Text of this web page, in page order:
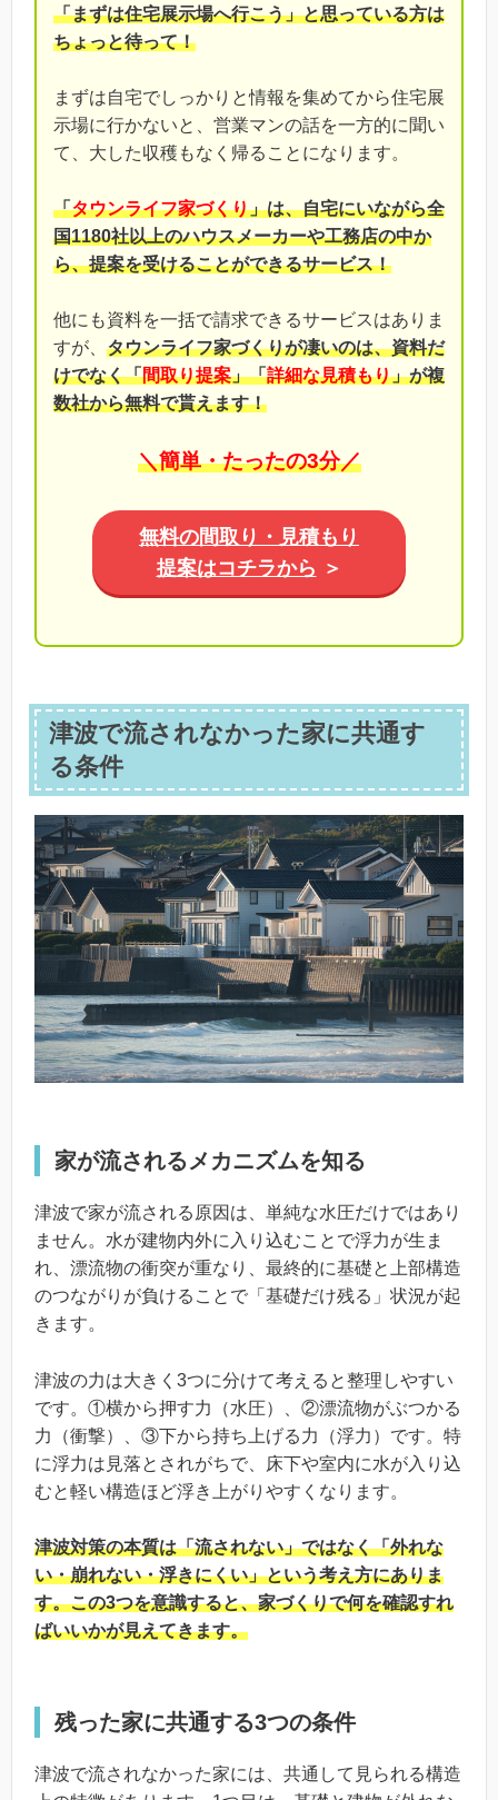
「まずは住宅展示場へ行こう」と思っている方は
ちょっと待って！
まずは自宅でしっかりと情報を集めてから住宅展
示場に行かないと、営業マンの話を一方的に聞い
て、大した収穫もなく帰ることになります。
「タウンライフ家づくり」は、自宅にいながら全
国1180社以上のハウスメーカーや工務店の中か
ら、提案を受けることができるサービス！
他にも資料を一括で請求できるサービスはありま
すが、 タウンライフ家づくりが凄いのは、資料だ
けでなく「間取り提案」「詳細な見積もり」が複
数社から無料で貰えます！
＼簡単・たったの3分／
無料の間取り・見積もり
提案はコチラから ＞
津波で流されなかった家に共通す
る条件
家が流されるメカニズムを知る
津波で家が流される原因は、単純な水圧だけではあり
ません。水が建物内外に入り込むことで浮力が生ま
れ、漂流物の衝突が重なり、最終的に基礎と上部構造
のつながりが負けることで「基礎だけ残る」状況が起
きます。
津波の力は大きく3つに分けて考えると整理しやすい
です。①横から押す力（水圧）、②漂流物がぶつかる
力（衝撃）、③下から持ち上げる力（浮力）です。特
に浮力は見落とされがちで、床下や室内に水が入り込
むと軽い構造ほど浮き上がりやすくなります。
津波対策の本質は「流されない」ではなく「外れな
い・崩れない・浮きにくい」という考え方にありま
す。この3つを意識すると、家づくりで何を確認すれ
ばいいかが見えてきます。
残った家に共通する3つの条件
津波で流されなかった家には、共通して見られる構造